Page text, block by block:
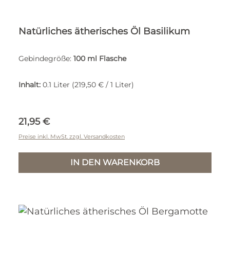
Natürliches ätherisches Öl Basilikum
Gebindegröße: 100 ml Flasche
Inhalt: 0.1 Liter (219,50 € / 1 Liter)
Regulärer Preis:
21,95 €
Preise inkl. MwSt. zzgl. Versandkosten
IN DEN WARENKORB